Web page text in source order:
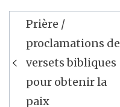
Navigation
de
l’article
Prière /
proclamations de
versets bibliques
pour obtenir la
paix